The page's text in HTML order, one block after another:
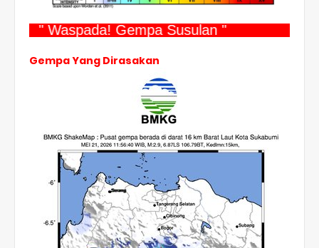
" Waspada! Gempa Susulan "
Gempa Yang Dirasakan